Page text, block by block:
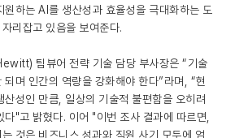
원하는 AI를 생산성과 효율성을 극대화하는 도
리잡고 있음을 보여준다.
팀뷰어 전략 기술 담당 부사장은 “기술
되며 인간의 역량을 강화해야 한다”라며, “현
산성인 만큼, 일상의 기술적 불편함을 오히려
다"고 밝혔다. 이어 "이번 조사 결과에 따르면,
것은 비즈니스 성과와 직원 사기 모두에 엄